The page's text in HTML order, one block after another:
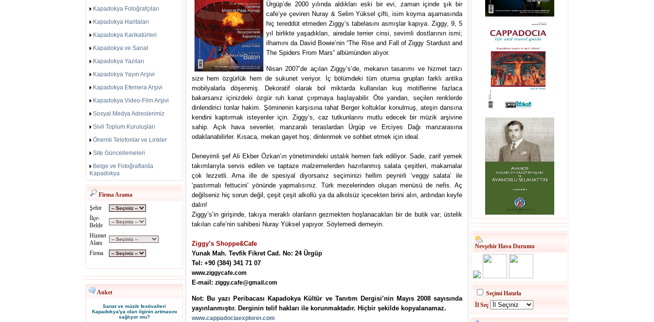
Kapadokya Fotoğrafçıları
Kapadokya Haritaları
Kapadokya Karikatürleri
Kapadokya ve Sanat
Kapadokya Yazıları
Kapadokya Yayın Arşivi
Kapadokya Efemera Arşivi
Kapadokya Video-Film Arşivi
Sosyal Medya Adreslerimiz
Sivil Toplum Kuruluşları
Önemli Telefonlar ve Linkler
Site Güncellemeleri
Belge ve Fotoğraflarda
Kapadokya
Firma Arama
Şehir
İlçe-
Belde
Hizmet
Alanı
Firma
Anket
Sanat ve müzik festivalleri
Kapadokya'ya olan ilginin artmasını
sağlıyor mu?
Ürgüp’de 2000 yılında aldıkları eski bir evi, zaman içinde şık bir
cafe’ye çeviren Nuray & Selim Yüksel çifti, isim koyma aşamasında
hiç tereddüt etmeden Ziggy’s tabelasını asmışlar kapıya. Ziggy, 9, 5
yıl birlikte yaşadıkları, airedale terrier cinsi, sevimli dostlarının ismi;
ilhamını da David Bowie’nin “The Rise and Fall of Ziggy Stardust and
The Spiders From Mars” albümünden alıyor.
Nisan 2007’de açılan Ziggy’s’de, mekanın tasarımı ve hizmet tarzı
size hem özgürlük hem de sukunet veriyor. İç bölümdeki tüm oturma grupları farklı antika
mobilyalarla döşenmiş. Dekoratif olarak bol miktarda kullanılan kuş motiflerine fazlaca
bakarsanız içinizdeki özgür ruh kanat çırpmaya başlayabilir. Öte yandan, seçilen renklerde
dinlendirici tonlar hakim. Şöminenin karşısına rahat Berger koltuklar konulmuş, ateşin dansına
kendini kaptırmak isteyenler için. Ziggy’s, caz tutkunlarını mutlu edecek bir müzik arşivine
sahip. Açık hava sevenler, manzaralı teraslardan Ürgüp ve Erciyes Dağı manzarasına
odaklanabilirler. Kısaca, mekan gayet hoş; dinlenmek ve sohbet etmek için ideal.
Deneyimli şef Ali Ekber Özkan’ın yönetimindeki ustalık hemen fark ediliyor. Sade, zarif yemek
takımlarıyla servis edilen ve taptaze malzemelerden hazırlanmış salata çeşitleri, makarnalar
çok lezzetli. Ama ille de spesiyal diyorsanız seçiminizi hellim peynirli ‘veggy salata’ ile
‘pastırmalı fettucini’ yönünde yapmalısınız. Türk mezelerinden oluşan menüsü de nefis. Aç
değilseniz hiç sorun değil, çeşit çeşit alkollü ya da alkolsüz içecekten birini alın, ardından keyfe
dalın!
Ziggy’s’in girişinde, takıya meraklı olanların gezmekten hoşlanacakları bir de butik var; üstelik
takıları cafe’nin sahibesi Nuray Yüksel yapıyor. Söylemedi demeyin.
Ziggy’s Shoppe&Cafe
Yunak Mah. Tevfik Fikret Cad. No: 24 Ürgüp
Tel: +90 (384) 341 71 07
www.ziggycafe.com
E-mail: ziggy.cafe@gmail.com
Not: Bu yazı Peribacası Kapadokya Kültür ve Tanıtım Dergisi’nin Mayıs 2008 sayısında
yayınlanmıştır. Derginin telif hakları ile korunmaktadır. Hiçbir şekilde kopyalanamaz.
www.cappadociaexplorer.com
Nevşehir Hava Durumu
Seçimi Hatırla
İl Seç